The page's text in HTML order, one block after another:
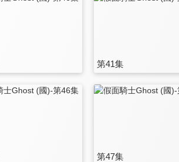
第41集
第47集